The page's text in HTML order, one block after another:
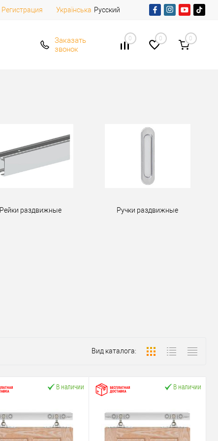
Регистрация Українська Русский
Заказать
звонок
0 0 0
Рейки раздвижные Ручки раздвижные
Вид каталога:
В наличии В наличии